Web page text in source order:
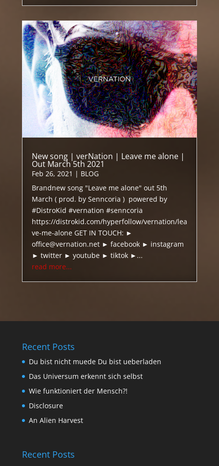
New song | verNation | Leave me alone |
Out March 5th 2021
Feb 26, 2021 | BLOG
Brandnew song "Leave me alone" out 5th
March ( prod. by Senncoria ) powered by
#DistroKid #vernation #senncoria
https://distrokid.com/hyperfollow/vernation/lea
ve-me-alone GET IN TOUCH: ►
office@vernation.net ► facebook ► instagram
► twitter ► youtube ► tiktok ►...
read more...
Recent Posts
Du bist nicht muede Du bist ueberladen
Das Universum erkennt sich selbst
Wie funktioniert der Mensch?!
Disclosure
An Alien Harvest
Recent Posts